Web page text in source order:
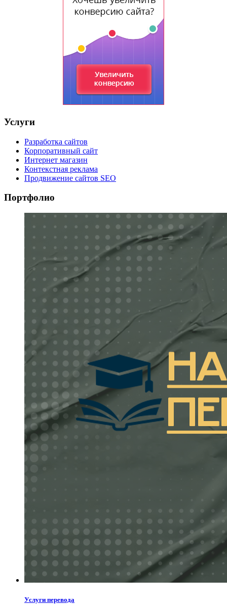
Услуги
Разработка сайтов
Корпоративный сайт
Интернет магазин
Контекстная реклама
Продвижение сайтов SEO
Портфолио
Услуги перевода